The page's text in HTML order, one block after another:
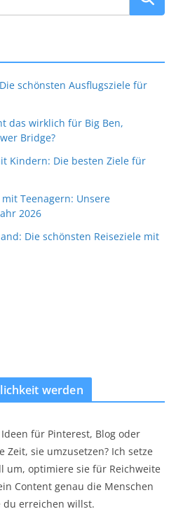
schönsten Ausflugsziele für
das wirklich für Big Ben,
Bridge?
Kindern: Die besten Ziele für
Teenagern: Unsere
2026
Die schönsten Reiseziele mit
werden
für Pinterest, Blog oder
Zeit, sie umzusetzen? Ich setze
um, optimiere sie für Reichweite
Content genau die Menschen
erreichen willst.